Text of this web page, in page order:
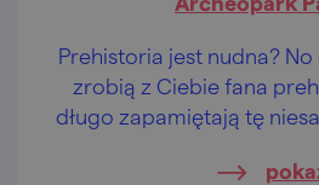
Prehistoria jest nudna? No
zrobią z Ciebie fana
długo zapamiętają tę